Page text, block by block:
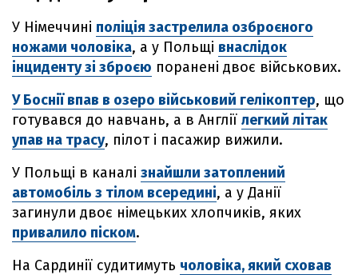
У Німеччині поліція застрелила озброєного
ножами чоловіка, а у Польщі внаслідок
інциденту зі зброєю поранені двоє військових.
У Боснії впав в озеро військовий гелікоптер, що
готувався до навчань, а в Англії легкий літак
упав на трасу, пілот і пасажир вижили.
У Польщі в каналі знайшли затоплений
автомобіль з тілом всередині, а у Данії
загинули двоє німецьких хлопчиків, яких
привалило піском.
На Сардинії судитимуть чоловіка, який сховав